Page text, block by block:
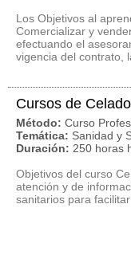
Los Objetivos al
Comercializar y
efectuando el
vigencia del contrato,
Cursos de
Método: Curso
Temática: Sanidad y
Duración: 250 horas
Objetivos del curso
atención y de
sanitarios para